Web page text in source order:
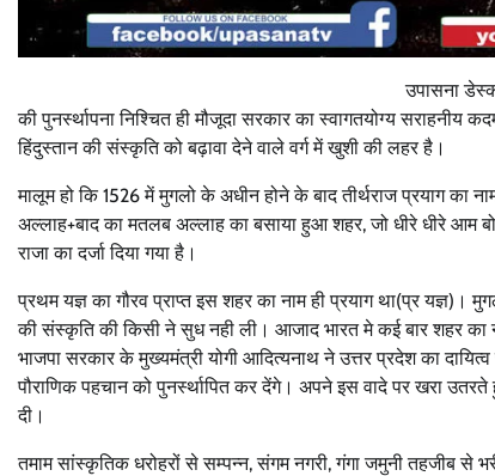
उपासना
की पुनर्स्थापना निश्चित ही मौजूदा सरकार का स्वागतयोग्य
हिंदुस्तान की संस्कृति को बढ़ावा देने वाले वर्ग में खुशी की लहर है।
मालूम हो कि 1526 में मुगलो के अधीन होने के बाद तीर्थराज प्रयाग
अल्लाह+बाद का मतलब अल्लाह का बसाया हुआ शहर, जो धीरे धीरे आम
राजा का दर्जा दिया गया है।
प्रथम यज्ञ का गौरव प्राप्त इस शहर का नाम ही प्रयाग था(प्र
की संस्कृति की किसी ने सुध नही ली। आजाद भारत मे कई बार शहर
भाजपा सरकार के मुख्यमंत्री योगी आदित्यनाथ ने उत्तर प्रदेश का
पौराणिक पहचान को पुनर्स्थापित कर देंगे। अपने इस वादे पर खरा
दी।
तमाम सांस्कृतिक धरोहरों से सम्पन्न, संगम नगरी, गंगा जमुनी तहजीब से